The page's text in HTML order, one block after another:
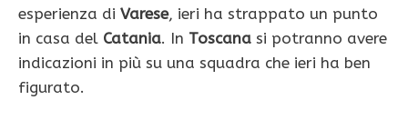
esperienza di Varese, ieri ha strappato un punto
in casa del Catania. In Toscana si potranno avere
indicazioni in più su una squadra che ieri ha ben
figurato.